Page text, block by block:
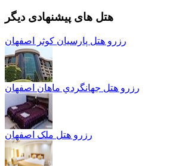
هتل های پیشنهادی دیگر
رزرو هتل پارسيان کوثر اصفهان
رزرو هتل جهانگردي ماهان اصفهان
رزرو هتل ملک اصفهان